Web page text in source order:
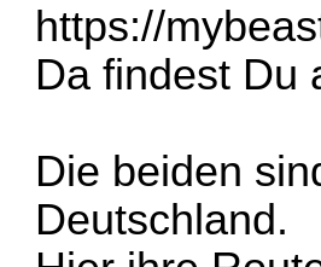
https://
Da findest Du
Die beiden
Deutschland.